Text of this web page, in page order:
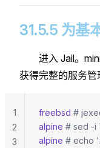
31.5.5 为基
进入 Jail。
获得完整的服务管
freebsd #
alpine # sed -i
alpine # echo
1
2
3